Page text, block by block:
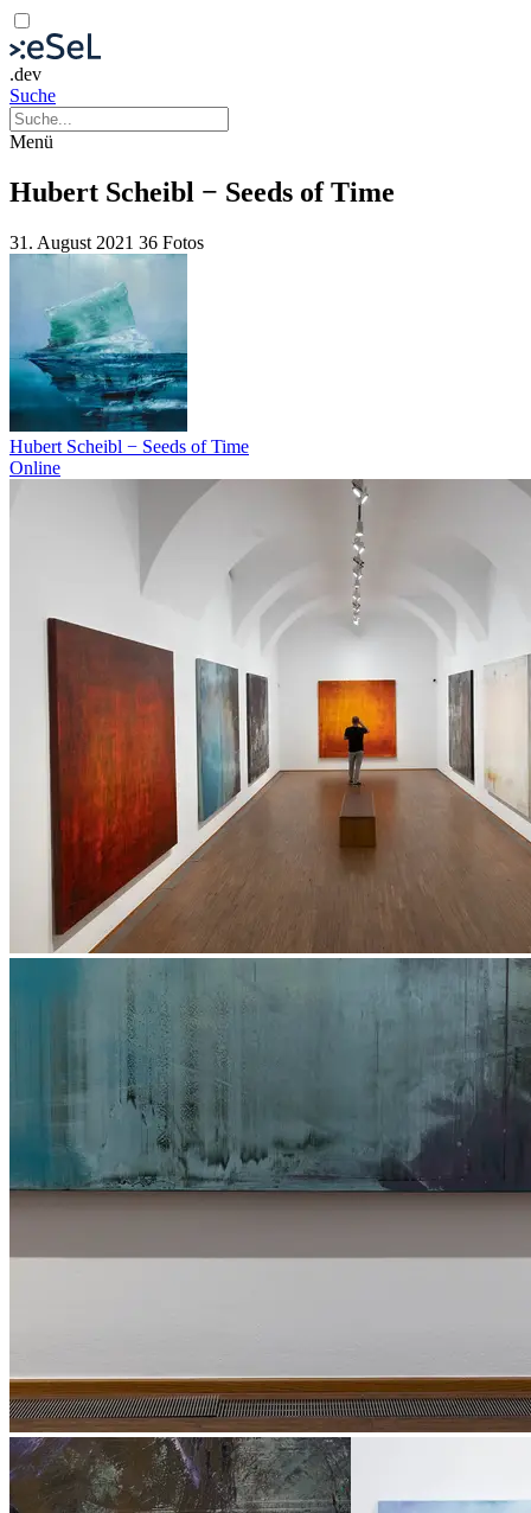
.dev
Suche
Menü
Hubert Scheibl − Seeds of Time
31. August 2021 36 Fotos
Hubert Scheibl − Seeds of Time
Online